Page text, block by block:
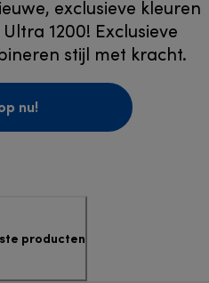
exclusieve kleuren
1200! Exclusieve
stijl met kracht.
nu!
producten